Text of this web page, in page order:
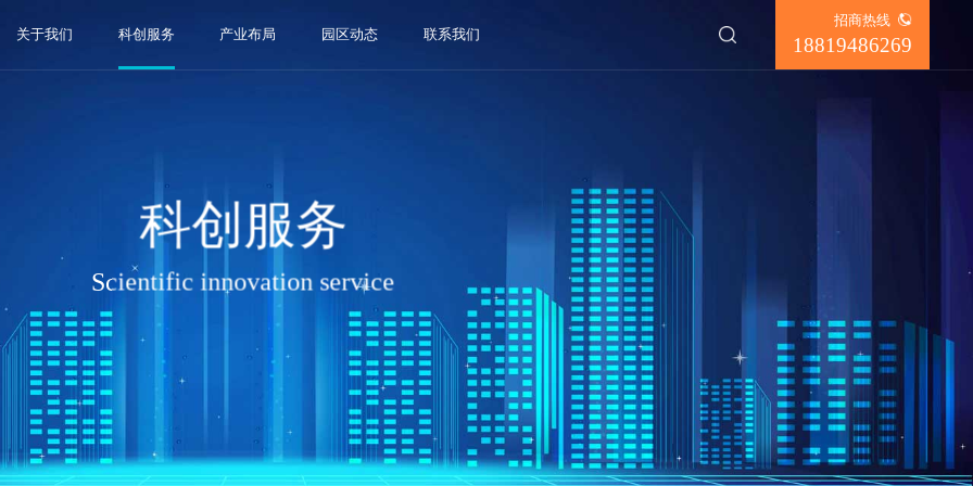
关于我们 科创服务 产业布局 园区动态 联系我们
招商热线
18819486269
科创服务
Scientific innovation service